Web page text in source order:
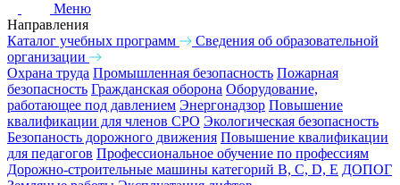
Меню
Направления
Каталог учебных программ
Сведения об образовательной
организации
Охрана труда Промышленная безопасность Пожарная
безопасность Гражданская оборона Оборудование,
работающее под давлением Энергонадзор Повышение
квалификации для членов СРО Экологическая безопасность
Безопаность дорожного движения Повышение квалификации
для педагогов Профессиональное обучение по профессиям
Дорожно-строительные машины категорий B, C, D, E ДОПОГ